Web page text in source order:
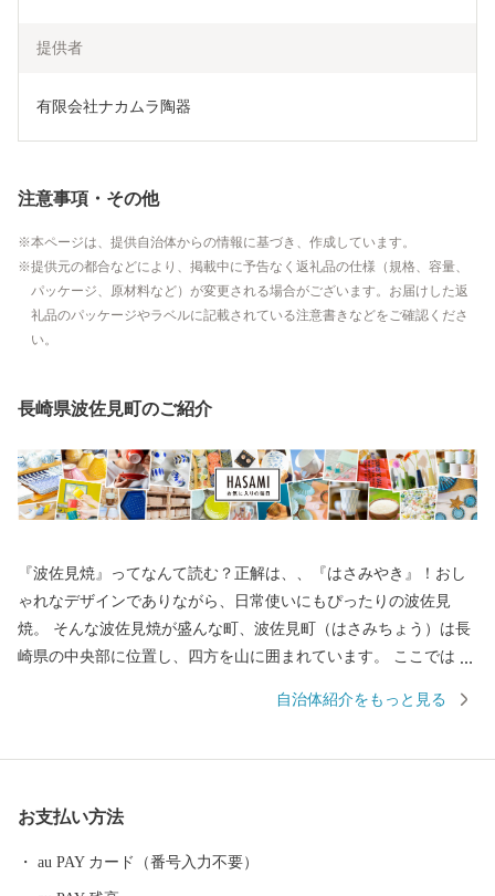
提供者
有限会社ナカムラ陶器
注意事項・その他
本ページは、提供自治体からの情報に基づき、作成しています。
提供元の都合などにより、掲載中に予告なく返礼品の仕様（規格、容量、
パッケージ、原材料など）が変更される場合がございます。お届けした返
礼品のパッケージやラベルに記載されている注意書きなどをご確認くださ
い。
長崎県波佐見町のご紹介
『波佐見焼』ってなんて読む？正解は、、『はさみやき』！おし
ゃれなデザインでありながら、日常使いにもぴったりの波佐見
焼。 そんな波佐見焼が盛んな町、波佐見町（はさみちょう）は長
崎県の中央部に位置し、四方を山に囲まれています。 ここでは、
な自然のなかで、お米やお茶、アスパラガスなどの農畜産業が行
こで焼かれた「くらわんか碗」が全国に出荷され、当時貴重品で
自治体紹介をもっと見る
お支払い方法
au PAY カード（番号入力不要）